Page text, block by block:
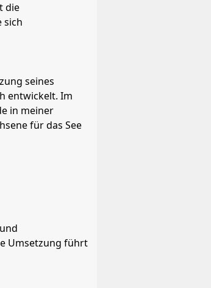
die
sich
seines
entwickelt. Im
in meiner
für das See
Umsetzung führt